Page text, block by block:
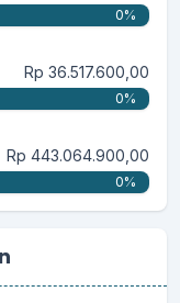
0%
Rp 36.517.600,00
0%
Rp 443.064.900,00
0%